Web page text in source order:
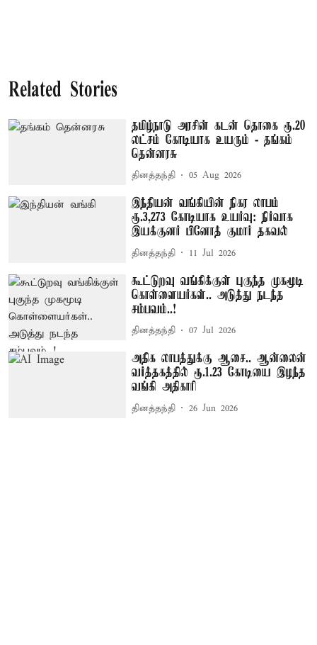
Related Stories
தமிழ்நாடு அரசின் கடன் தொகை ரூ.20
லட்சம் கோடியாக உயரும் - தங்கம்
தென்னரசு
தினத்தந்தி 05 Aug 2026
இந்தியன் வங்கியின் நிகர லாபம்
ரூ.3,273 கோடியாக உயர்வு: நிர்வாக
இயக்குனர் பினோத் குமார் தகவல்
தினத்தந்தி 11 Jul 2026
கூட்டுறவு வங்கிக்குள் புகுந்த முகமூடி
கொள்ளையர்கள்.. அடுத்து நடந்த
சம்பவம்..!
தினத்தந்தி 07 Jul 2026
அதிக லாபத்துக்கு ஆசை.. ஆன்லைன்
வர்த்தகத்தில் ரூ.1.23 கோடியை இழந்த
வங்கி அதிகாரி
தினத்தந்தி 26 Jun 2026